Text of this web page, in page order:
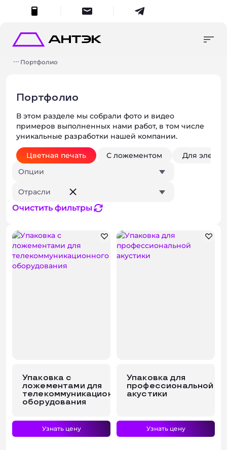
Упаковка в наличии
разработка
О компании
Контакты
изготовление и разработка
о компании
Консультация
Поиск Умный поиск
Начните вводить запрос для получения результатов.
Портфолио
Портфолио
В этом разделе мы собрали фото и видео
примеров выполненных нами работ, в том числе
уникальные разработки нашей компании.
Цветная печать С ложементом
Для
Опции
Отрасли
Очистить фильтры
Упаковка с
ложементами для
телекоммуникационного
оборудования
Узнать цену
Упаковка для
профессиональной
акустики
Узнать цену